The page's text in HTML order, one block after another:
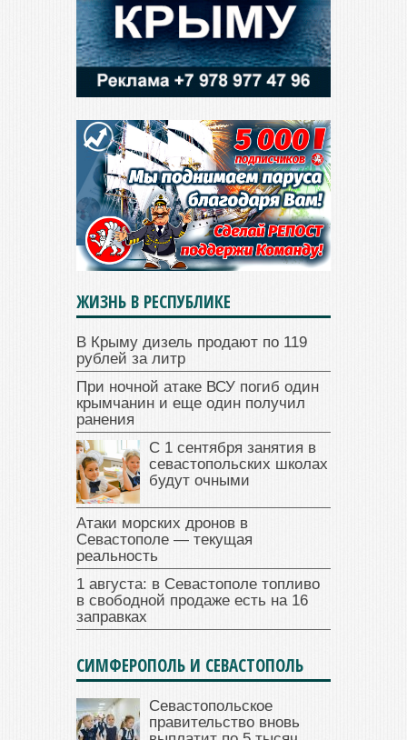
ЖИЗНЬ В РЕСПУБЛИКЕ
В Крыму дизель продают по 119
рублей за литр
При ночной атаке ВСУ погиб один
крымчанин и еще один получил
ранения
С 1 сентября занятия в
севастопольских школах
будут очными
Атаки морских дронов в
Севастополе — текущая
реальность
1 августа: в Севастополе топливо
в свободной продаже есть на 16
заправках
СИМФЕРОПОЛЬ И СЕВАСТОПОЛЬ
Севастопольское
правительство вновь